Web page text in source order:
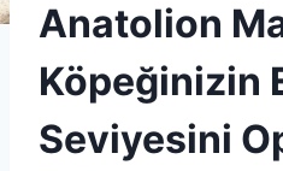
Anatolion
Köpeğinizin
Seviyesini